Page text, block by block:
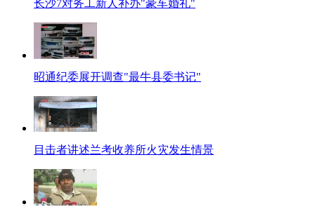
长沙7对务工新人补办"豪车婚礼"
昭通纪委展开调查"最牛县委书记"
目击者讲述兰考收养所火灾发生情景